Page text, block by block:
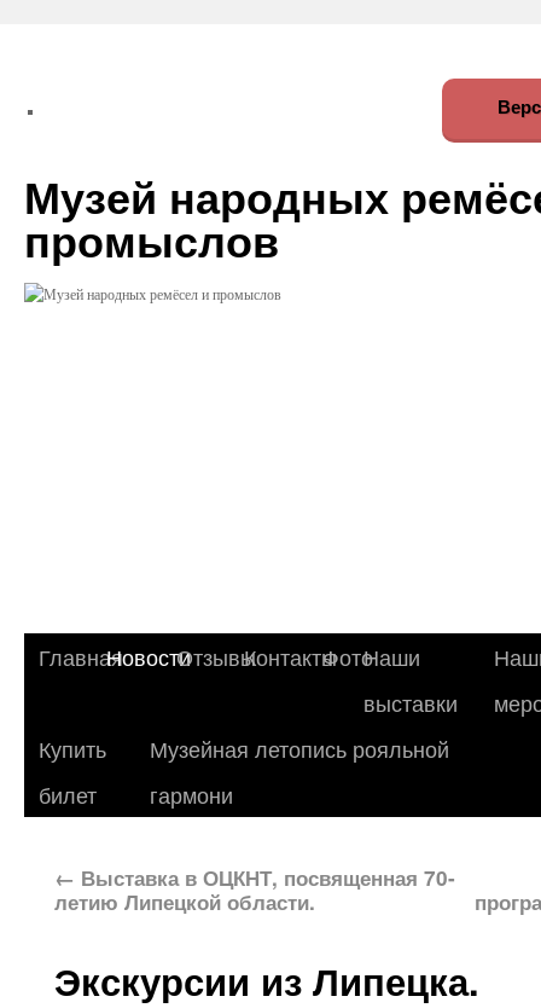
Музей народных
промыслов
ГлавнаяНовостиОтзывыКонтактыФотоНаши
выставки
Купить
билет
Музейная летопись рояльной
гармони
← Выставка в ОЦКНТ, посвященная 70-
летию Липецкой области.
Экскурсии из Липецка.